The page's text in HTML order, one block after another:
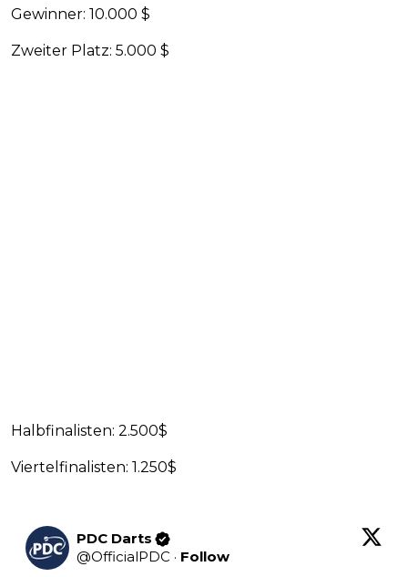
Gewinner: 10.000 $
Zweiter Platz: 5.000 $
Halbfinalisten: 2.500$
Viertelfinalisten: 1.250$
PDC Darts
@OfficialPDC · Follow